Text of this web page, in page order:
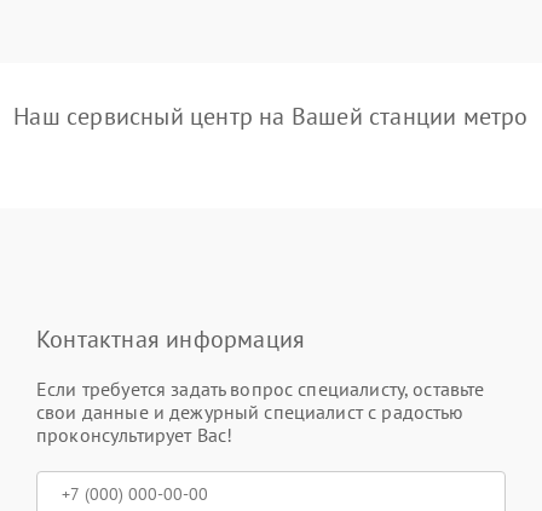
Наш сервисный центр на Вашей станции метро
Контактная информация
Если требуется задать вопрос специалисту, оставьте
свои данные и дежурный специалист с радостью
проконсультирует Вас!